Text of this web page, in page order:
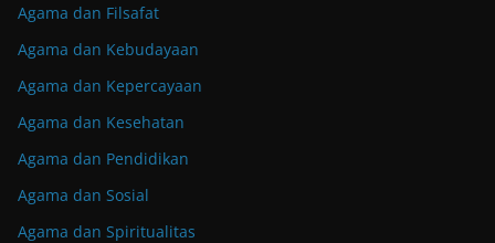
Agama dan Filsafat
Agama dan Kebudayaan
Agama dan Kepercayaan
Agama dan Kesehatan
Agama dan Pendidikan
Agama dan Sosial
Agama dan Spiritualitas